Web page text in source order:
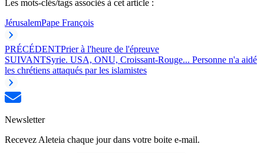
Les mots-clés/tags associés à cet article :
JérusalemPape François
PRÉCÉDENTPrier à l'heure de l'épreuve
SUIVANTSyrie. USA, ONU, Croissant-Rouge... Personne n'a aidé
les chrétiens attaqués par les islamistes
Newsletter
Recevez Aleteia chaque jour dans votre boite e-mail.